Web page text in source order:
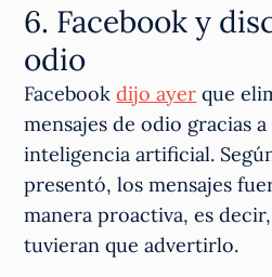
6. Facebook y
odio
Facebookdijo ayer que
mensajes de odio gracias
inteligencia artificial.
presentó, los mensajes
manera proactiva, es
tuvieran que advertirlo.